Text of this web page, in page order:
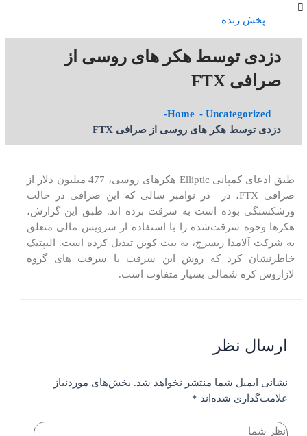
پخش زنده
دزدی توسط هکر های روسی از
صرافی FTX
Home
Uncategorized
دزدی توسط هکر های روسی از صرافی FTX
طبق ادعای کمپانی Elliptic هکرهای روسی، 477 میلیون دلار از
صرافی FTX، در در نوامبر سالی که این صرافی در حالت
ورشکستگی بوده است به سرقت برده اند. طبق این گزارش،
هکرها وجوه سرقت‌شده را با استفاده از سرویس مالی متعلق
به شرکت آلامدا ریسرچ، به بیت کوین تبدیل کرده است. الیپتیک
خاطرنشان کرد که روش این سرقت با سرقت های گروه
لازاروس کره شمالی بسیار متفاوت است.
ارسال نظر
نشانی ایمیل شما منتشر نخواهد شد. بخش‌های موردنیاز
علامت‌گذاری شده‌اند *